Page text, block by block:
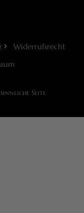
Widerrufsrecht
Seite